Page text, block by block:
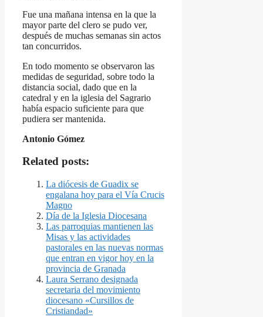
Fue una mañana intensa en la que la
mayor parte del clero se pudo ver,
después de muchas semanas sin actos
tan concurridos.
En todo momento se observaron las
medidas de seguridad, sobre todo la
distancia social, dado que en la
catedral y en la iglesia del Sagrario
había espacio suficiente para que
pudiera ser mantenida.
Antonio Gómez
Related posts:
La diócesis de Guadix se
engalana hoy para el Vía Crucis
Magno
Día de la Iglesia Diocesana
Las parroquias mantienen las
Misas y las actividades
pastorales en las nuevas normas
que entran en vigor hoy en la
provincia de Granada
Laura Serrano designada
secretaria del movimiento
diocesano «Cursillos de
Cristiandad»